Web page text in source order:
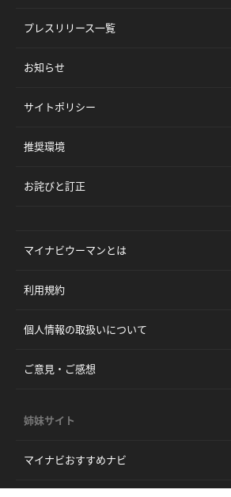
プレスリリース一覧
お知らせ
サイトポリシー
推奨環境
お詫びと訂正
マイナビウーマンとは
利用規約
個人情報の取扱いについて
ご意見・ご感想
姉妹サイト
マイナビおすすめナビ